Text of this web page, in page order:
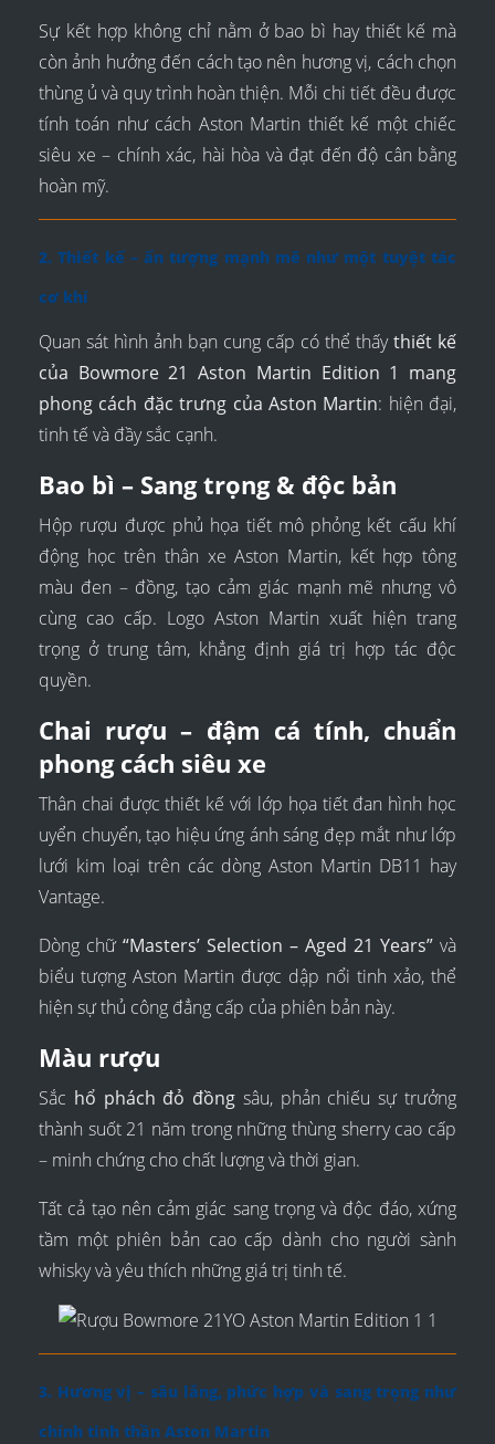
Sự kết hợp không chỉ nằm ở bao bì hay thiết kế mà
còn ảnh hưởng đến cách tạo nên hương vị, cách chọn
thùng ủ và quy trình hoàn thiện. Mỗi chi tiết đều được
tính toán như cách Aston Martin thiết kế một chiếc
siêu xe – chính xác, hài hòa và đạt đến độ cân bằng
hoàn mỹ.
2. Thiết kế – ấn tượng mạnh mẽ như một tuyệt tác
cơ khí
Quan sát hình ảnh bạn cung cấp có thể thấythiết kế
của Bowmore 21 Aston Martin Edition 1 mang
phong cách đặc trưng của Aston Martin: hiện đại,
tinh tế và đầy sắc cạnh.
Bao bì – Sang trọng & độc bản
Hộp rượu được phủ họa tiết mô phỏng kết cấu khí
động học trên thân xe Aston Martin, kết hợp tông
màu đen – đồng, tạo cảm giác mạnh mẽ nhưng vô
cùng cao cấp. Logo Aston Martin xuất hiện trang
trọng ở trung tâm, khẳng định giá trị hợp tác độc
quyền.
Chai rượu – đậm cá tính, chuẩn
phong cách siêu xe
Thân chai được thiết kế với lớp họa tiết đan hình học
uyển chuyển, tạo hiệu ứng ánh sáng đẹp mắt như lớp
lưới kim loại trên các dòng Aston Martin DB11 hay
Vantage.
Dòng chữ “Masters’ Selection – Aged 21 Years” và
biểu tượng Aston Martin được dập nổi tinh xảo, thể
hiện sự thủ công đẳng cấp của phiên bản này.
Màu rượu
Sắc hổ phách đỏ đồng sâu, phản chiếu sự trưởng
thành suốt 21 năm trong những thùng sherry cao cấp
– minh chứng cho chất lượng và thời gian.
Tất cả tạo nên cảm giác sang trọng và độc đáo, xứng
tầm một phiên bản cao cấp dành cho người sành
whisky và yêu thích những giá trị tinh tế.
3. Hương vị – sâu lắng, phức hợp và sang trọng như
chính tinh thần Aston Martin